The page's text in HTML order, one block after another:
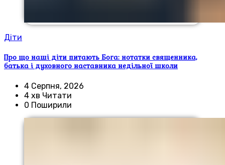
Діти
Про що наші діти питають Бога: нотатки священника,
батька і духовного наставника недільної школи
4 Серпня, 2026
4 хв Читати
0 Поширили